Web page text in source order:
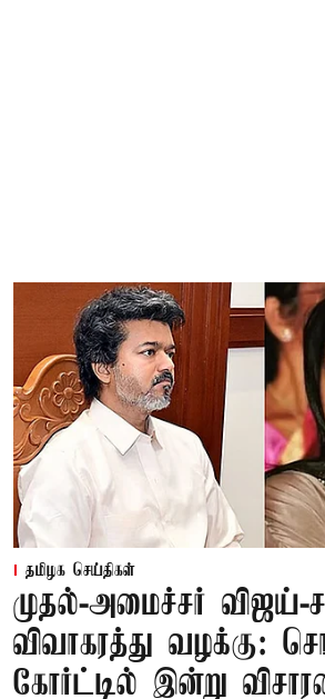
தமிழக செய்திகள்
முதல்-அமைச்சர் விஜய்-
விவாகரத்து வழக்கு:
கோர்ட்டில் இன்று